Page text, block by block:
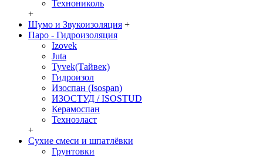
Технониколь
+
Шумо и Звукоизоляция +
Паро - Гидроизоляция
Izovek
Juta
Tyvek(Тайвек)
Гидроизол
Изоспан (Isospan)
ИЗОСТУД / ISOSTUD
Керамоспан
Техноэласт
+
Сухие смеси и шпатлёвки
Грунтовки